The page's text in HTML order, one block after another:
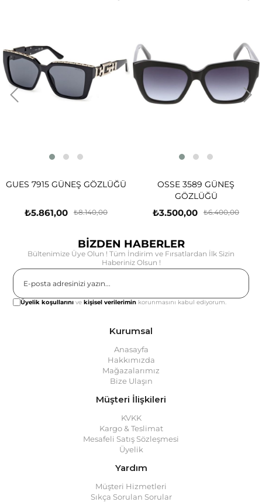
GUES 7915 GÜNEŞ GÖZLÜĞÜ
₺5.861,00 ₺8.140,00
OSSE 3589 GÜNEŞ
GÖZLÜĞÜ
₺3.500,00 ₺6.400,00
BİZDEN HABERLER
Bültenimize Üye Olun ! Tüm İndirim ve Fırsatlardan İlk Sizin
Haberiniz Olsun !
Üyelik koşullarını vekişisel verilerimin korunmasını kabul ediyorum.
Kurumsal
Anasayfa
Hakkımızda
Mağazalarımız
Bize Ulaşın
Müşteri İlişkileri
KVKK
Kargo & Teslimat
Mesafeli Satış Sözleşmesi
Üyelik
Yardım
Müşteri Hizmetleri
Sıkça Sorulan Sorular